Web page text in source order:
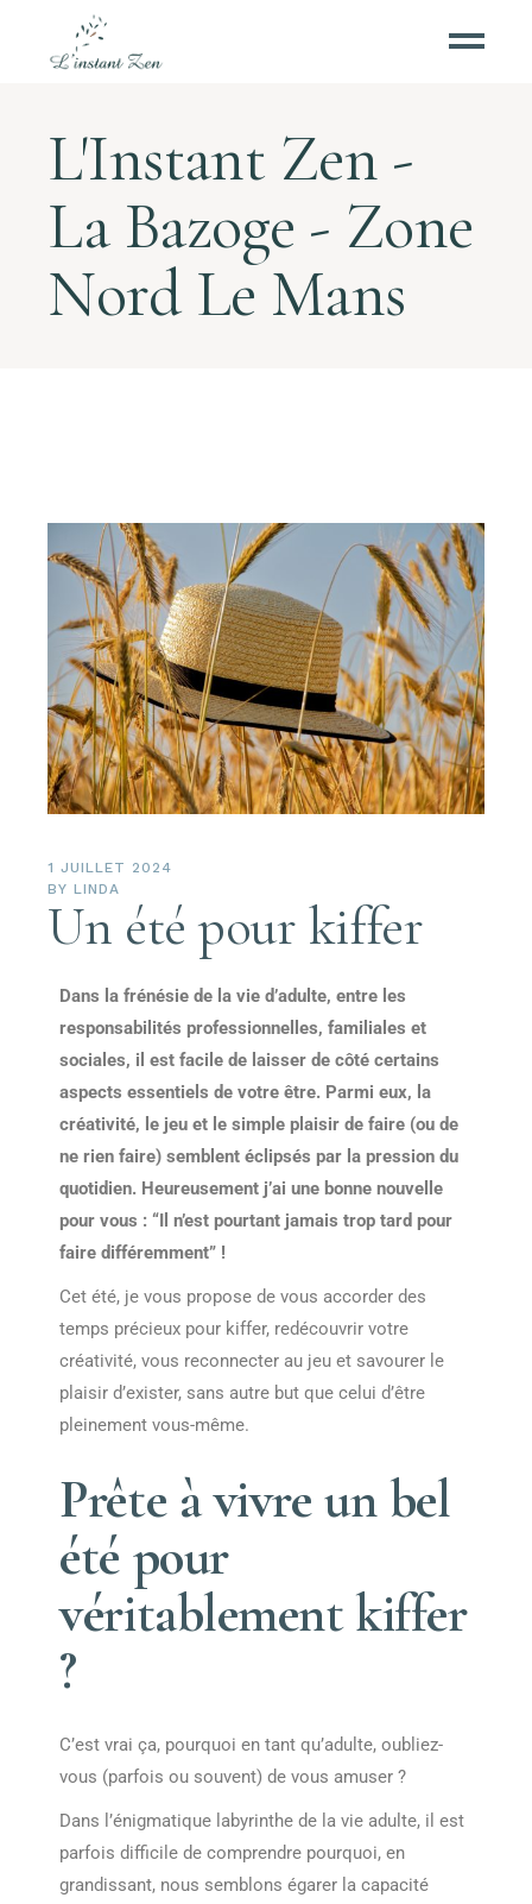
L'Instant Zen -
La Bazoge - Zone
Nord Le Mans
1 JUILLET 2024
BY LINDA
Un été pour kiffer
Dans la frénésie de la vie d’adulte, entre les
responsabilités professionnelles, familiales et
sociales, il est facile de laisser de côté certains
aspects essentiels de votre être. Parmi eux, la
créativité, le jeu et le simple plaisir de faire (ou de
ne rien faire) semblent éclipsés par la pression du
quotidien. Heureusement j’ai une bonne nouvelle
pour vous : “Il n’est pourtant jamais trop tard pour
faire différemment” !
Cet été, je vous propose de vous accorder des
temps précieux pour kiffer, redécouvrir votre
créativité, vous reconnecter au jeu et savourer le
plaisir d’exister, sans autre but que celui d’être
pleinement vous-même.
Prête à vivre un bel
été pour
véritablement kiffer
?
C’est vrai ça, pourquoi en tant qu’adulte, oubliez-
vous (parfois ou souvent) de vous amuser ?
Dans l’énigmatique labyrinthe de la vie adulte, il est
parfois difficile de comprendre pourquoi, en
grandissant, nous semblons égarer la capacité